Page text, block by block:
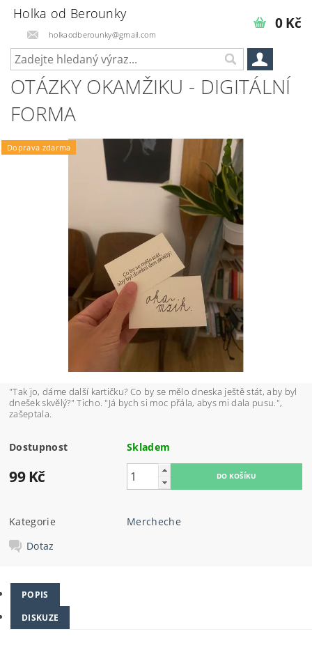
Holka od Berounky
holkaodberounky@gmail.com
0 Kč
OTÁZKY OKAMŽIKU - DIGITÁLNÍ
FORMA
Doprava zdarma
"Tak jo, dáme další kartičku? Co by se mělo dneska ještě stát, aby byl
dnešek skvělý?" Ticho. "Já bych si moc přála, abys mi dala pusu.",
zašeptala.
Dostupnost Skladem
99 Kč
Kategorie
Mercheche
Dotaz
POPIS
DISKUZE